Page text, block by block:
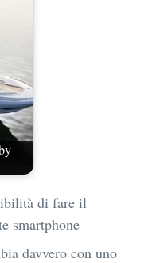
di fare il
smartphone
davvero con uno